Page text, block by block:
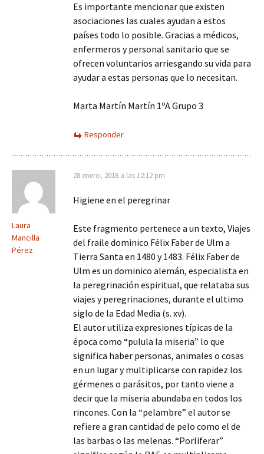
Es importante mencionar que existen
asociaciones las cuales ayudan a estos
países todo lo posible. Gracias a médicos,
enfermeros y personal sanitario que se
ofrecen voluntarios arriesgando su vida para
ayudar a estas personas que lo necesitan.
Marta Martín Martín 1ºA Grupo 3
Responder
Laura
Mancilla
Pérez
28 enero, 2018 a las 12:12 pm
Higiene en el peregrinar
Este fragmento pertenece a un texto, Viajes
del fraile dominico Félix Faber de Ulm a
Tierra Santa en 1480 y 1483. Félix Faber de
Ulm es un dominico alemán, especialista en
la peregrinación espiritual, que relataba sus
viajes y peregrinaciones, durante el ultimo
siglo de la Edad Media (s. xv).
El autor utiliza expresiones típicas de la
época como “pulula la miseria” lo que
significa haber personas, animales o cosas
en un lugar y multiplicarse con rapidez los
gérmenes o parásitos, por tanto viene a
decir que la miseria abundaba en todos los
rincones. Con la “pelambre” el autor se
refiere a gran cantidad de pelo como el de
las barbas o las melenas. “Porliferar”